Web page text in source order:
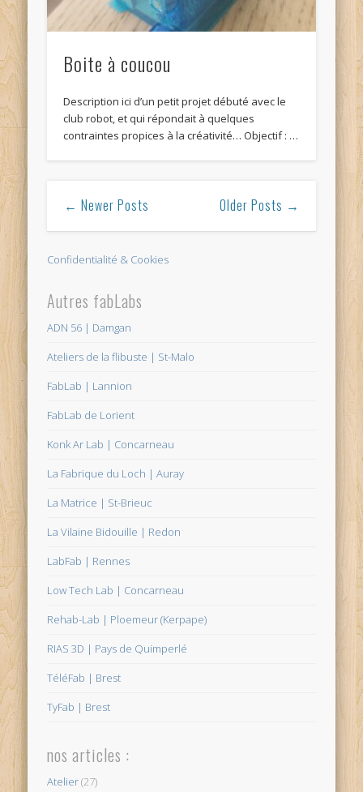
Boite à coucou
Description ici d’un petit projet débuté avec le
club robot, et qui répondait à quelques
contraintes propices à la créativité… Objectif : …
← Newer Posts Older Posts →
Confidentialité & Cookies
Autres fabLabs
ADN 56 | Damgan
Ateliers de la flibuste | St-Malo
FabLab | Lannion
FabLab de Lorient
Konk Ar Lab | Concarneau
La Fabrique du Loch | Auray
La Matrice | St-Brieuc
La Vilaine Bidouille | Redon
LabFab | Rennes
Low Tech Lab | Concarneau
Rehab-Lab | Ploemeur (Kerpape)
RIAS 3D | Pays de Quimperlé
TéléFab | Brest
TyFab | Brest
nos articles :
Atelier(27)